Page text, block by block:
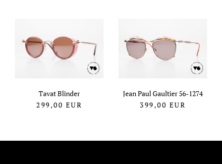
Tavat Blinder
299,00 EUR
Jean Paul Gaultier 56-1274
399,00 EUR